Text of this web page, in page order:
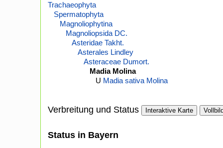
Trachaeophyta
Spermatophyta
Magnoliophytina
Magnoliopsida DC.
Asteridae Takht.
Asterales Lindley
Asteraceae Dumort.
Madia Molina
U Madia sativa Molina
Verbreitung und Status Interaktive Karte
Status in Bayern